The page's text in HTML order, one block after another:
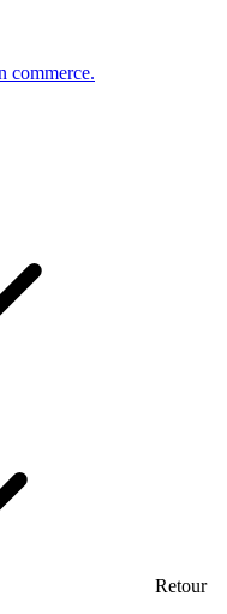
commerce.
Retour